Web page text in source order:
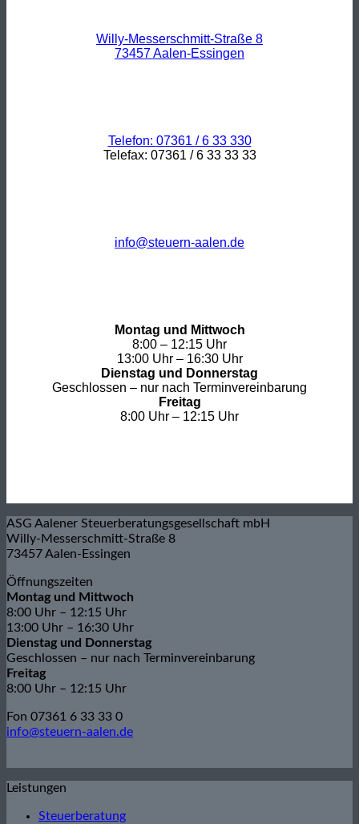
Willy-Messerschmitt-Straße 8
73457 Aalen-Essingen
Telefon: 07361 / 6 33 330
Telefax: 07361 / 6 33 33 33
info@steuern-aalen.de
Montag und Mittwoch
8:00 – 12:15 Uhr
13:00 Uhr – 16:30 Uhr
Dienstag und Donnerstag
Geschlossen – nur nach Terminvereinbarung
Freitag
8:00 Uhr – 12:15 Uhr
ASG Aalener Steuerberatungsgesellschaft mbH
Willy-Messerschmitt-Straße 8
73457 Aalen-Essingen
Öffnungszeiten
Montag und Mittwoch
8:00 Uhr – 12:15 Uhr
13:00 Uhr – 16:30 Uhr
Dienstag und Donnerstag
Geschlossen – nur nach Terminvereinbarung
Freitag
8:00 Uhr – 12:15 Uhr
Fon 07361 6 33 33 0
info@steuern-aalen.de
Leistungen
Steuerberatung